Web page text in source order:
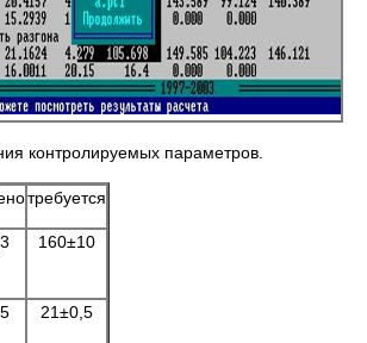
контролируемых параметров.
требуется
160±10
21±0,5